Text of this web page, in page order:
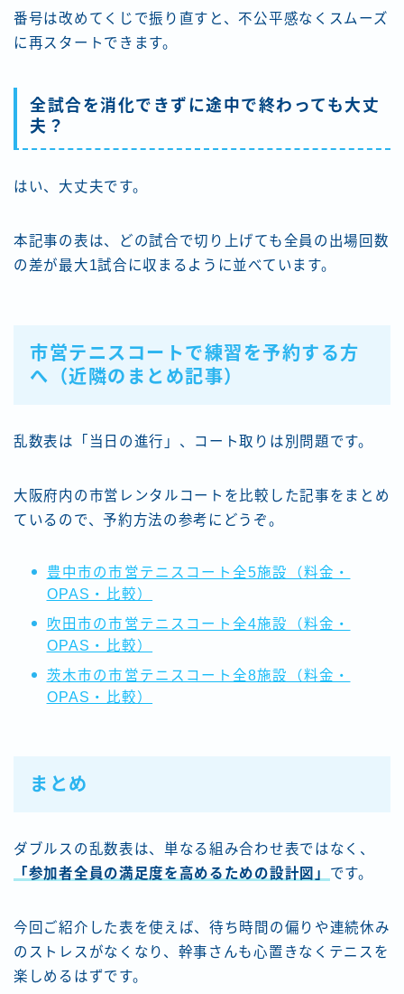
番号は改めてくじで振り直すと、不公平感なくスムーズ
に再スタートできます。
全試合を消化できずに途中で終わっても大丈
夫？
はい、大丈夫です。
本記事の表は、どの試合で切り上げても全員の出場回数
の差が最大1試合に収まるように並べています。
市営テニスコートで練習を予約する方
へ（近隣のまとめ記事）
乱数表は「当日の進行」、コート取りは別問題です。
大阪府内の市営レンタルコートを比較した記事をまとめ
ているので、予約方法の参考にどうぞ。
豊中市の市営テニスコート全5施設（料金・
OPAS・比較）
吹田市の市営テニスコート全4施設（料金・
OPAS・比較）
茨木市の市営テニスコート全8施設（料金・
OPAS・比較）
まとめ
ダブルスの乱数表は、単なる組み合わせ表ではなく、
「参加者全員の満足度を高めるための設計図」 です。
今回ご紹介した表を使えば、待ち時間の偏りや連続休み
のストレスがなくなり、幹事さんも心置きなくテニスを
楽しめるはずです。